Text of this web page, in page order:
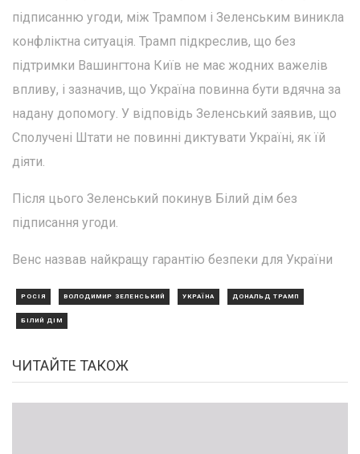
підписанню угоди, між Трампом і Зеленським виникла
конфліктна ситуація. Трамп підкреслив, що без
підтримки Вашингтона Київ не має жодних важелів
впливу, і зазначив, що Україна повинна бути вдячна за
надану допомогу. У відповідь Зеленський заявив, що
Сполучені Штати не повинні диктувати Україні, як їй
діяти.
Після цього Зеленський покинув Білий дім без
підписання угоди.
Венс назвав найкращу гарантію безпеки для України
РОСІЯ ВОЛОДИМИР ЗЕЛЕНСЬКИЙ УКРАЇНА ДОНАЛЬД ТРАМП
БІЛИЙ ДІМ
ЧИТАЙТЕ ТАКОЖ